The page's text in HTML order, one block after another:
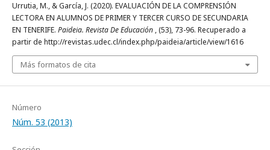
Urrutia, M., & García, J. (2020). EVALUACIÓN DE LA COMPRENSIÓN
LECTORA EN ALUMNOS DE PRIMER Y TERCER CURSO DE SECUNDARIA
EN TENERIFE. Paideia. Revista De Educación , (53), 73-96. Recuperado a
partir de http://revistas.udec.cl/index.php/paideia/article/view/1616
Más formatos de cita
Número
Núm. 53 (2013)